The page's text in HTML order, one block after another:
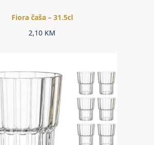
Fiora čaša – 31.5cl
2,10 KM